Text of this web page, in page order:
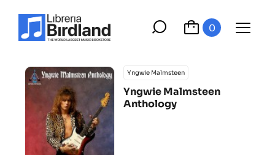
0
Yngwie Malmsteen
Yngwie Malmsteen
Anthology